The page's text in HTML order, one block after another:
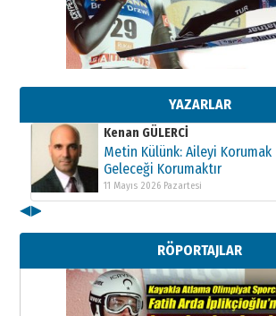
YAZARLAR
Kenan GÜLERCİ
Metin Külünk: Aileyi Korumak
11 Mayıs 2026 Pazartesi
Kenan GÜLERCİ
Metin Külünk: Aileyi Korumak
Geleceği Korumaktır
11 Mayıs 2026 Pazartesi
Metin Külünk: Aileyi Korumak
Geleceği Korumaktır
11 Mayıs 2026 Pazartesi
◀▶
RÖPORTAJLAR